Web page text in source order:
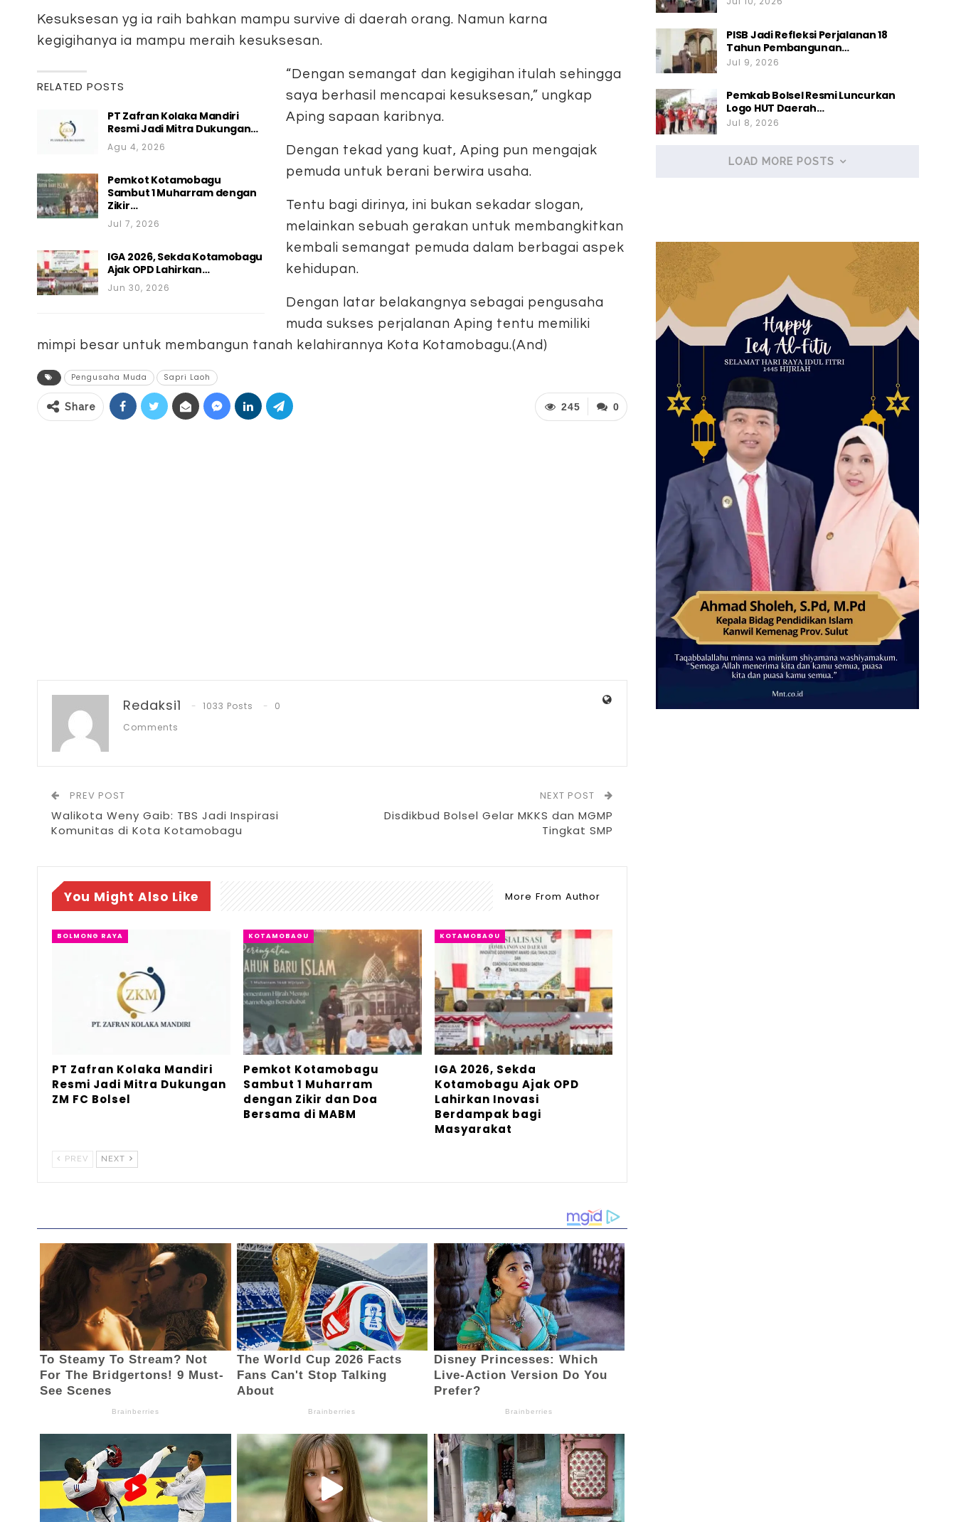
Kesuksesan yg ia raih bahkan mampu survive di daerah orang. Namun karna
kegigihanya ia mampu meraih kesuksesan.
RELATED POSTS
PT Zafran Kolaka Mandiri
Resmi Jadi Mitra Dukungan…
Agu 4, 2026
Pemkot Kotamobagu
Sambut 1 Muharram dengan
Zikir…
Jul 7, 2026
IGA 2026, Sekda Kotamobagu
Ajak OPD Lahirkan…
Jun 30, 2026
“Dengan semangat dan kegigihan itulah sehingga
saya berhasil mencapai kesuksesan,” ungkap
Aping sapaan karibnya.
Dengan tekad yang kuat, Aping pun mengajak
pemuda untuk berani berwira usaha.
Tentu bagi dirinya, ini bukan sekadar slogan,
melainkan sebuah gerakan untuk membangkitkan
kembali semangat pemuda dalam berbagai aspek
kehidupan.
Dengan latar belakangnya sebagai pengusaha
muda sukses perjalanan Aping tentu memiliki
mimpi besar untuk membangun tanah kelahirannya Kota Kotamobagu.(And)
Pengusaha Muda Sapri Laoh
0
245
Share
Redaksi1 1033 Posts
0
Comments
PREV POST
Walikota Weny Gaib: TBS Jadi Inspirasi
Komunitas di Kota Kotamobagu
NEXT POST
Disdikbud Bolsel Gelar MKKS dan MGMP
Tingkat SMP
You Might Also Like More From Author
BOLMONG RAYA
PT Zafran Kolaka Mandiri
Resmi Jadi Mitra Dukungan
ZM FC Bolsel
KOTAMOBAGU
Pemkot Kotamobagu
Sambut 1 Muharram
dengan Zikir dan Doa
Bersama di MABM
KOTAMOBAGU
IGA 2026, Sekda
Kotamobagu Ajak OPD
Lahirkan Inovasi
Berdampak bagi
Masyarakat
PREV NEXT
PISB Jadi Refleksi Perjalanan 18
Tahun Pembangunan…
Jul 9, 2026
Pemkab Bolsel Resmi Luncurkan
Logo HUT Daerah…
Jul 8, 2026
LOAD MORE POSTS